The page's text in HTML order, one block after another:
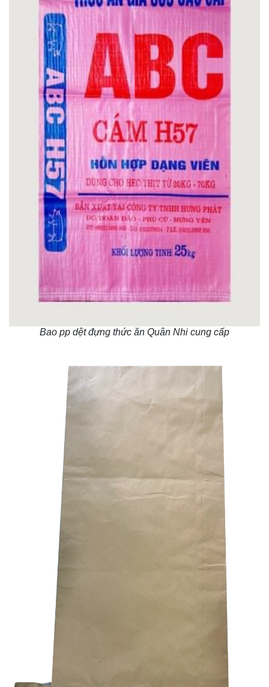
Bao pp dệt đựng thức ăn Quân Nhi cung cấp